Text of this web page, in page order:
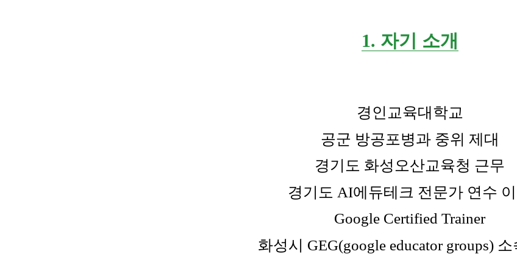
1. 자기 소개
경인교육대학교
공군 방공포병과 중위 제대
경기도 화성오산교육청 근무
경기도 AI에듀테크 전문가 연수
Google Certified Trainer
화성시 GEG(google educator groups)